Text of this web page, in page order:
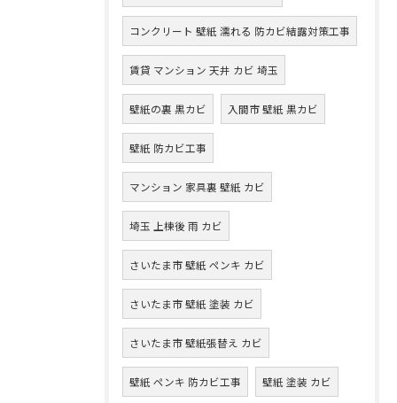
コンクリート 壁紙 濡れる 防カビ結露対策工事
賃貸 マンション 天井 カビ 埼玉
壁紙の裏 黒カビ 入間市 壁紙 黒カビ
壁紙 防カビ工事
マンション 家具裏 壁紙 カビ
埼玉 上棟後 雨 カビ
さいたま市 壁紙 ペンキ カビ
さいたま市 壁紙 塗装 カビ
さいたま市 壁紙張替え カビ
壁紙 ペンキ 防カビ工事 壁紙 塗装 カビ